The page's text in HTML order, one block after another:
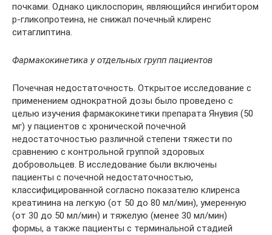
почками. Однако циклоспорин, являющийся ингибитором
р-гликопротеина, не снижал почечный клиренс
ситаглиптина.
Фармакокинетика у отдельных групп пациентов
Почечная недостаточность. Открытое исследование с
применением однократной дозы было проведено с
целью изучения фармакокинетики препарата Янувия (50
мг) у пациентов с хронической почечной
недостаточностью различной степени тяжести по
сравнению с контрольной группой здоровых
добровольцев. В исследование были включены
пациенты с почечной недостаточностью,
классифицированной согласно показателю клиренса
креатинина на легкую (от 50 до 80 мл/мин), умеренную
(от 30 до 50 мл/мин) и тяжелую (менее 30 мл/мин)
формы, а также пациенты с терминальной стадией